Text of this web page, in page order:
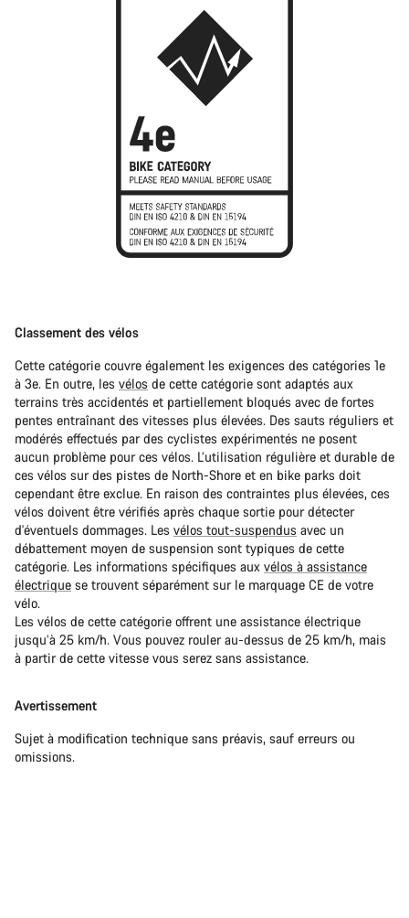
Classement des vélos
Cette catégorie couvre également les exigences des catégories 1e
à 3e. En outre, les vélos de cette catégorie sont adaptés aux
terrains très accidentés et partiellement bloqués avec de fortes
pentes entraînant des vitesses plus élevées. Des sauts réguliers et
modérés effectués par des cyclistes expérimentés ne posent
aucun problème pour ces vélos. L’utilisation régulière et durable de
ces vélos sur des pistes de North-Shore et en bike parks doit
cependant être exclue. En raison des contraintes plus élevées, ces
vélos doivent être vérifiés après chaque sortie pour détecter
d'éventuels dommages. Les vélos tout-suspendus avec un
débattement moyen de suspension sont typiques de cette
catégorie. Les informations spécifiques aux vélos à assistance
électrique se trouvent séparément sur le marquage CE de votre
vélo.
Les vélos de cette catégorie offrent une assistance électrique
jusqu’à 25 km/h. Vous pouvez rouler au-dessus de 25 km/h, mais
à partir de cette vitesse vous serez sans assistance.
Avertissement
Sujet à modification technique sans préavis, sauf erreurs ou
omissions.